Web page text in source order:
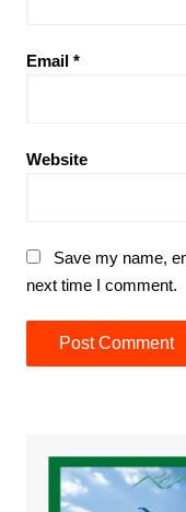
Email *
Website
Save my name,
next time I comment.